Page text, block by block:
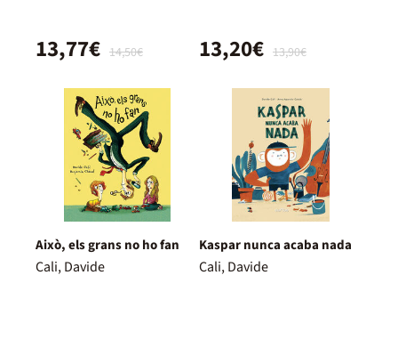
14,50€
13,77€ 13,90€
13,20€
Això, els grans no ho fan
Cali, Davide
Kaspar nunca acaba nada
Cali, Davide